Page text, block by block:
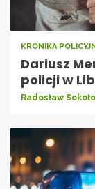
KRONIKA
Dariusz
policji w
Radosław